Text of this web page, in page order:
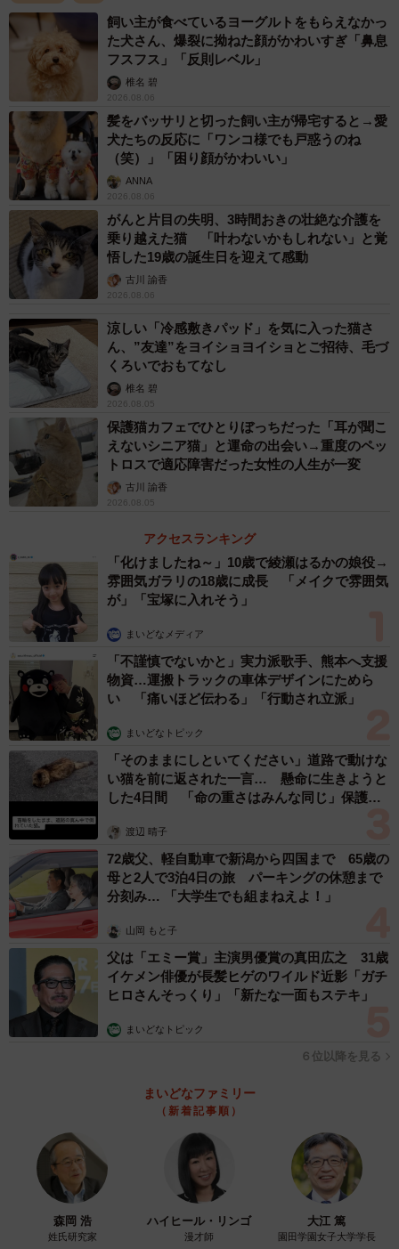
2021年10月に起きた近鉄奈良駅前で雄鹿が車にはねられた現場（川地さ
ん提供）
交通事故、ゴミの誤食…奈良公園の鹿がおかれて
いる現状とは？
──奈良公園を歩き始めたのは。
「奈良公園を歩きだしたのはもう随分前でいつ頃からか忘
れましたが、歩いているうちに奈良公園の鹿のおかれてる
現状を知るようになりました。活動を始める大きなきっか
けになったのは、2021年10月に起きた近鉄奈良駅前で雄鹿
が車にはねられた現場にいたことです。この鹿ははねられ
た後、もうろうとしながら自力で歩き何とか車の来ない中
央分離帯に座りこみました。その後愛護会さんに保護され
ましたが3日後に亡くなりました。それから交通事故やゴミ
の誤食など奈良公園の鹿がおかれている現状をさらに知
園へ行く頻度が増えてきたんです」
──今回の鹿がビニール袋に入ったままのアンパンを必死に
食べようとしていたという投稿。鹿は食べずに無事だった
て、最近海外からの観光客も増えてマナーを知らず鹿が誤
食してしまう事例が増えているのでしょうか？
「奈良公園にはほぼゴミ箱がないためポイ捨てが多くゴミ
を食べ物と間違って食べてしまった鹿が命を落とすという
ことが起こっています。それを少しでも防ぐため多くのボ
ランティアさんがゴミ拾いをされています。よく捨てられ
てるのはファーストフード店のカップやお菓子の袋、ウェ
ットティッシュ、ペットボトル、アイスの包み、吸い殻、
パンフレットなどで特に食べ物のにおいの付いた容器や袋
は鹿の命にかかわりますので絶対に捨てないでいただきた
いです。ウェットティッシュは靴に付いた鹿の糞をふき取
ってそのまま捨てていく人を見かけます。先日は鹿をわざ
わざおびき寄せてゴミを投げ与えるというあまりにもひど
い行為をする観光客もいました。
また故意にでなくても鹿せんべいを入れてるビニール袋や
お菓子などを袋ごと鹿に取られてしまう場面もよく見かけ
ますので注意していただきたいです。このゴミ問題ですが
先日の県議会でも取り上げられ対策が少し動きだしたよう
です。他の観光地ではいっぱいになったゴミ箱を圧縮でき
るスマートゴミ箱が試験的に導入されていて、奈良公園で
も設置されれば効果が期待できるのでないかと思います」
飼い主が食べているヨーグルトをもらえなかっ
た犬さん、爆裂に拗ねた顔がかわいすぎ「鼻息
フスフス」「反則レベル」
椎名 碧
2026.08.06
髪をバッサリと切った飼い主が帰宅すると→愛
犬たちの反応に「ワンコ様でも戸惑うのね
（笑）」「困り顔がかわいい」
ANNA
2026.08.06
がんと片目の失明、3時間おきの壮絶な介護を
乗り越えた猫 「叶わないかもしれない」と覚
悟した19歳の誕生日を迎えて感動
古川 諭香
2026.08.06
涼しい「冷感敷きパッド」を気に入った猫さ
ん、”友達”をヨイショヨイショとご招待、毛づ
くろいでおもてなし
椎名 碧
2026.08.05
保護猫カフェでひとりぼっちだった「耳が聞こ
えないシニア猫」と運命の出会い→重度のペッ
トロスで適応障害だった女性の人生が一変
古川 諭香
2026.08.05
アクセスランキング
「化けましたね～」10歳で綾瀬はるかの娘役→
雰囲気ガラリの18歳に成長 「メイクで雰囲気
が」「宝塚に入れそう」
まいどなメディア
「不謹慎でないかと」実力派歌手、熊本へ支援
物資…運搬トラックの車体デザインにためら
い 「痛いほど伝わる」「行動され立派」
まいどなトピック
「そのままにしといてください」道路で動けな
い猫を前に返された一言… 懸命に生きようと
した4日間 「命の重さはみんな同じ」保護団
渡辺 晴子
72歳父、軽自動車で新潟から四国まで 65歳の
母と2人で3泊4日の旅 パーキングの休憩まで
分刻み… 「大学生でも組まねえよ！」
山岡 もと子
父は「エミー賞」主演男優賞の真田広之 31歳
イケメン俳優が長髪ヒゲのワイルド近影「ガチ
ヒロさんそっくり」「新たな一面もステキ」
まいどなトピック
６位以降を見る
まいどなファミリー
（新着記事順）
森岡 浩
姓氏研究家
ハイヒール・リンゴ
漫才師
大江 篤
園田学園女子大学学長